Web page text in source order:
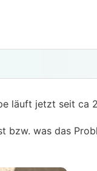
läuft jetzt seit ca
bzw. was das